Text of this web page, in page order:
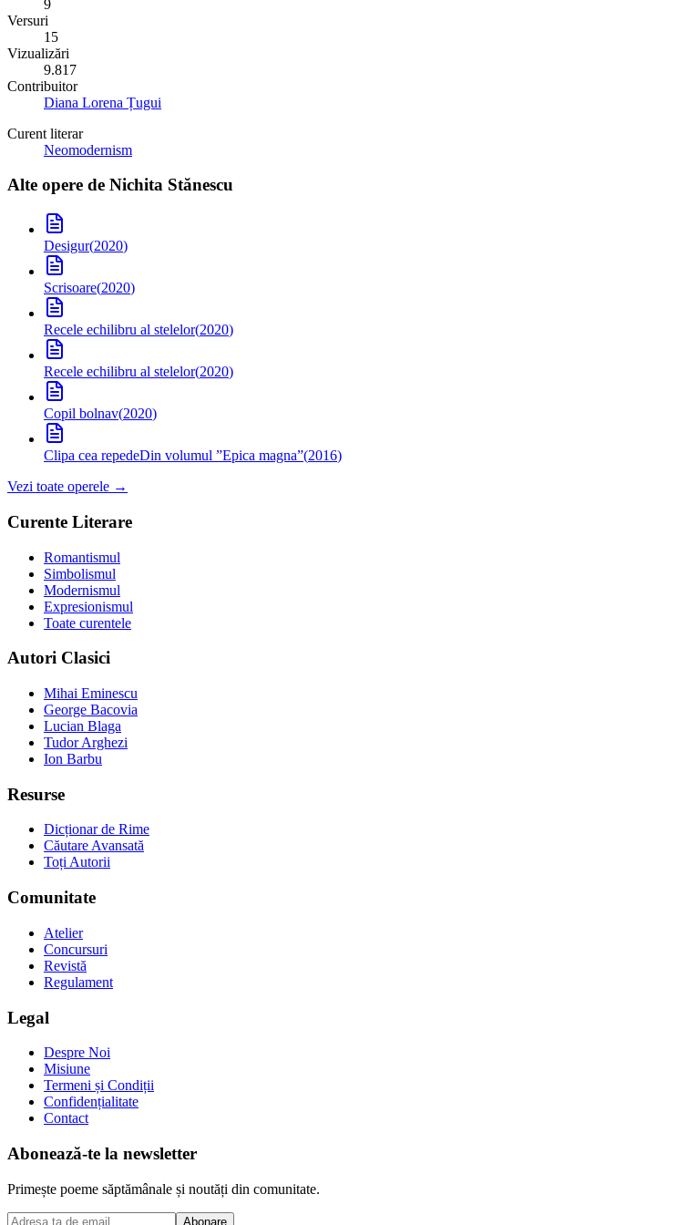
9
Versuri
15
Vizualizări
9.817
Contribuitor
Diana Lorena Țugui
Curent literar
Neomodernism
Alte opere de Nichita Stănescu
Desigur(2020)
Scrisoare(2020)
Recele echilibru al stelelor(2020)
Recele echilibru al stelelor(2020)
Copil bolnav(2020)
Clipa cea repedeDin volumul ”Epica magna”(2016)
Vezi toate operele →
Curente Literare
Romantismul
Simbolismul
Modernismul
Expresionismul
Toate curentele
Autori Clasici
Mihai Eminescu
George Bacovia
Lucian Blaga
Tudor Arghezi
Ion Barbu
Resurse
Dicționar de Rime
Căutare Avansată
Toți Autorii
Comunitate
Atelier
Concursuri
Revistă
Regulament
Legal
Despre Noi
Misiune
Termeni și Condiții
Confidențialitate
Contact
Abonează-te la newsletter
Primește poeme săptămânale și noutăți din comunitate.
Abonare